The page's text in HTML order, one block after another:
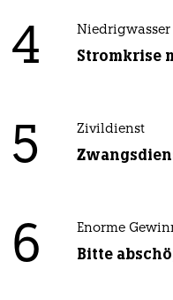
4 Stromkrise
5 Zivildienst
6 Enorme
Bitte